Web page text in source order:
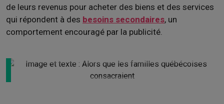
de leurs revenus pour acheter des biens et des services
qui répondent à des besoins secondaires, un
comportement encouragé par la publicité.